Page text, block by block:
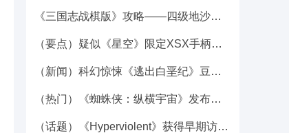
《三国志战棋版》攻略——四级地沙摩柯队打法详解
（要点）疑似《星空》限定XSX手柄细节图！玩家：要出就买！
（新闻）科幻惊悚《逃出白垩纪》豆瓣5.0分:剧情无聊含龙量低
（热门）《蜘蛛侠：纵横宇宙》发布新预告
（话题）《Hyperviolent》获得早期访问日期，开发路线图预告片